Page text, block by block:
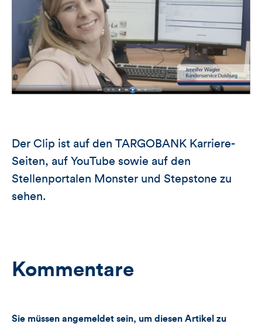
Der Clip ist auf den TARGOBANK Karriere-
Seiten, auf YouTube sowie auf den
Stellenportalen Monster und Stepstone zu
sehen.
Kommentare
Sie müssen angemeldet sein, um diesen Artikel zu